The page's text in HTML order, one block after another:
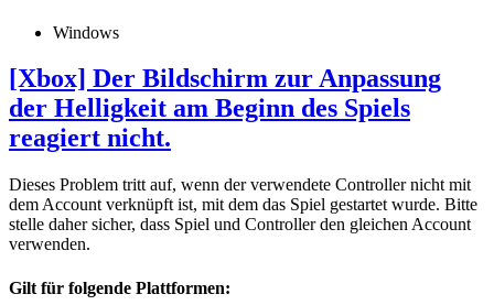
Windows
[Xbox] Der Bildschirm zur Anpassung
der Helligkeit am Beginn des Spiels
reagiert nicht.
Dieses Problem tritt auf, wenn der verwendete Controller nicht mit
dem Account verknüpft ist, mit dem das Spiel gestartet wurde. Bitte
stelle daher sicher, dass Spiel und Controller den gleichen Account
verwenden.
Gilt für folgende Plattformen: